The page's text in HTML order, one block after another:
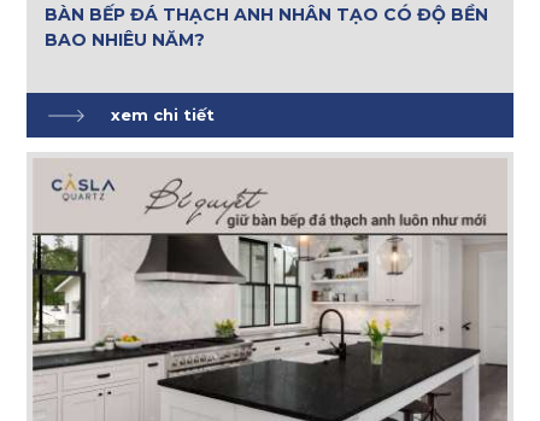
BÀN BẾP ĐÁ THẠCH ANH NHÂN TẠO CÓ ĐỘ BỀN
BAO NHIÊU NĂM?
xem chi tiết